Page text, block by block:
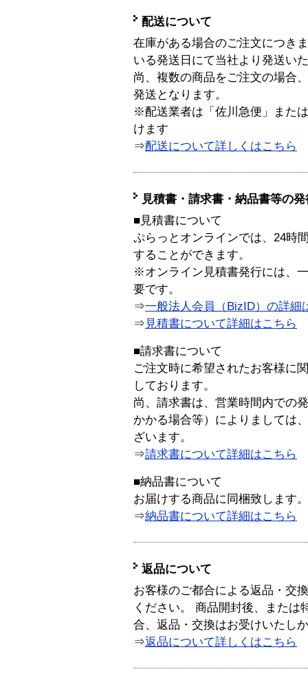
配送について
在庫がある場合のご注文につき
いる発送日にて当社より発送い
尚、複数の商品をご注文の場合
発送となります。
※配送業者は「佐川急便」また
けます
⇒配送について詳しくはこちら
見積書・請求書・納品書等の
■見積書について
ぷらっとオンラインでは、24時
することができます。
※オンライン見積書発行には、
要です。
⇒一般法人会員（BizID）の詳細
⇒ 見積書について詳細はこちら
■請求書について
ご注文時に希望されたお客様に
しております。
尚、請求書は、営業時間内での
かかる場合等）によりましては
ざいます。
⇒請求書について詳細はこちら
■納品書について
お届けする商品に同梱致します。
⇒納品書について詳細はこちら
返品について
お客様のご都合による返品・交
ください。 商品開封後、または
合、返品・交換はお受けいたし
⇒返品について詳しくはこちら